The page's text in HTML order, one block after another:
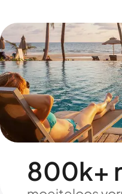
800k+